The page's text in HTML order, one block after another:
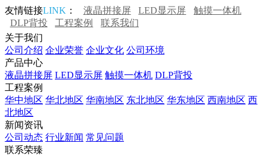
友情链接LINK ： 液晶拼接屏 LED显示屏
触摸一体机
DLP背投
工程案例
联系我们
关于我们
公司介绍 企业荣誉 企业文化 公司环境
产品中心
液晶拼接屏 LED显示屏 触摸一体机 DLP背投
工程案例
华中地区 华北地区 华南地区 东北地区 华东地区 西南地区 西
北地区
新闻资讯
公司动态 行业新闻 常见问题
联系荣臻